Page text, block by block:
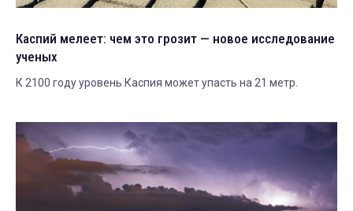
Каспий мелеет: чем это грозит — новое исследование
ученых
К 2100 году уровень Каспия может упасть на 21 метр.